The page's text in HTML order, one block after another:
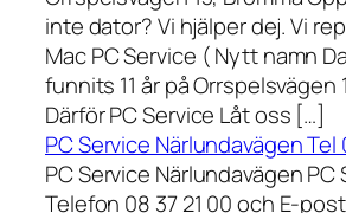
inte dator? Vi hjälper dej. Vi
Mac PC Service ( Nytt namn
funnits 11 år på Orrspelsvägen
Därför PC Service Låt oss […]
PC Service Närlundavägen Tel
PC Service Närlundavägen PC
Telefon 08 37 21 00 och E-post